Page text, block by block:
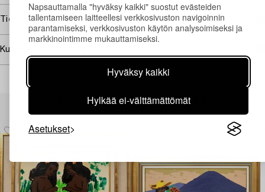
Napsauttamalla "hyväksy kaikki" suostut evästeiden
tallentamiseen laitteellesi verkkosivuston navigoinnin
parantamiseksi, verkkosivuston käytön analysoimiseksi ja
markkinointimme mukauttamiseksi.
Hyväksy kaikki
Hylkää ei-välttämättömät
Asetukset
Tietoa ostamisesta
Kuvan käyttöoikeudet
Muiden katsomia kohteita